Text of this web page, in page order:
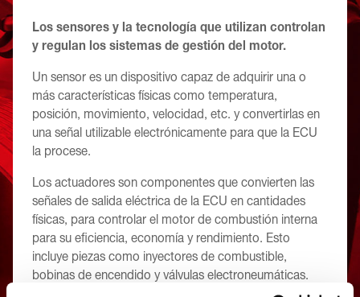
Los sensores y la tecnología que utilizan controlan
y regulan los sistemas de gestión del motor.
Un sensor es un dispositivo capaz de adquirir una o
más características físicas como temperatura,
posición, movimiento, velocidad, etc. y convertirlas en
una señal utilizable electrónicamente para que la ECU
la procese.
Los actuadores son componentes que convierten las
señales de salida eléctrica de la ECU en cantidades
físicas, para controlar el motor de combustión interna
para su eficiencia, economía y rendimiento. Esto
incluye piezas como inyectores de combustible,
bobinas de encendido y válvulas electroneumáticas.
Los actuadores envían información a la ECU sobre